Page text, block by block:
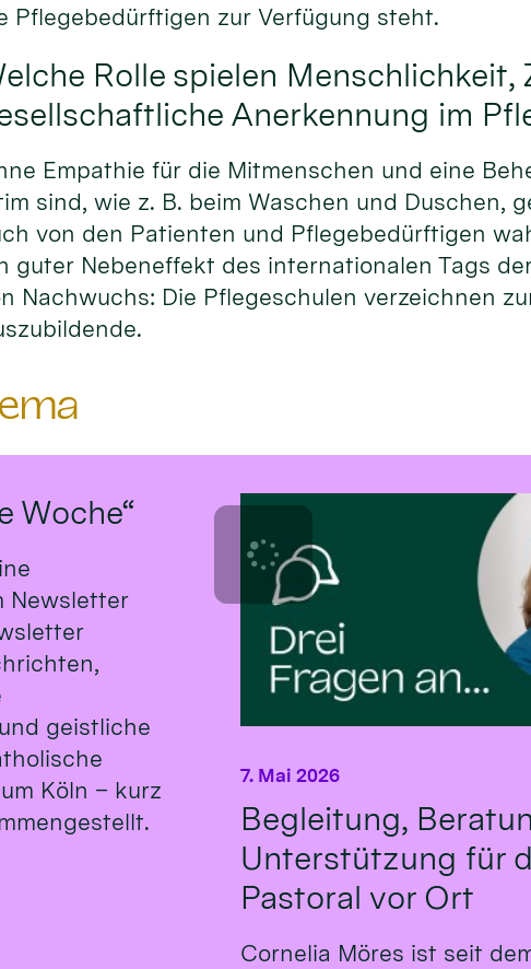
Pflegebedürftigen zur Verfügung steht.
Rolle spielen
Anerkennung im
Empathie für die Mitmenschen und eine
sind, wie z. B. beim Waschen und Duschen,
von den Patienten und Pflegebedürftigen
guter Nebeneffekt des internationalen Tags
Nachwuchs: Die Pflegeschulen verzeichnen
Woche“
Newsletter
geistliche
Köln – kurz
Begleitung,
Unterstützung für
Pastoral vor Ort
7. Mai 2026
Cornelia Möres ist seit